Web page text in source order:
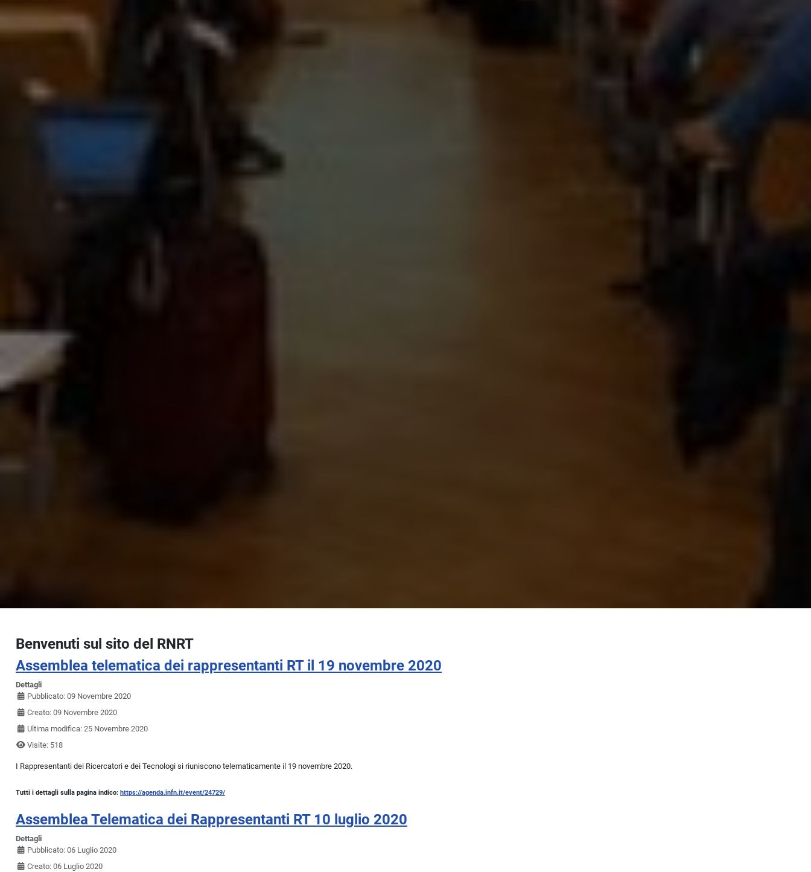
Benvenuti sul sito del RNRT
Assemblea telematica dei rappresentanti RT il 19 novembre 2020
Dettagli
Pubblicato: 09 Novembre 2020
Creato: 09 Novembre 2020
Ultima modifica: 25 Novembre 2020
Visite: 518
I Rappresentanti dei Ricercatori e dei Tecnologi si riuniscono telematicamente il 19 novembre 2020.
Tutti i dettagli sulla pagina indico: https://agenda.infn.it/event/24729/
Assemblea Telematica dei Rappresentanti RT 10 luglio 2020
Dettagli
Pubblicato: 06 Luglio 2020
Creato: 06 Luglio 2020